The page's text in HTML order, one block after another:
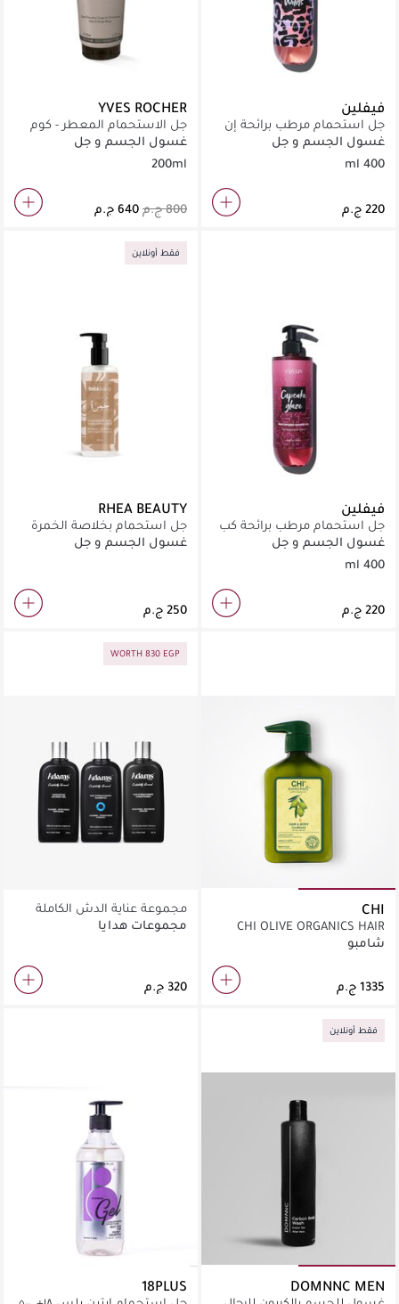
فيفلين
جل استحمام مرطب برائحة إن
ذا وايلدز
غسول الجسم و جل
الاستحمام
400 ml
YVES ROCHER
جل الاستحمام المعطر - كوم
اون ايفدنس 200 مل
غسول الجسم و جل
الاستحمام
200ml
فيفلين
جل استحمام مرطب برائحة كب
كيك جليز
غسول الجسم و جل
الاستحمام
400 ml
فقط أونلاين
RHEA BEAUTY
جل استحمام بخلاصة الخمرة
250 مل
غسول الجسم و جل
CHI
CHI OLIVE ORGANICS HAIR
AND BODY SHAMPOO BODY
WASH 11.5 OZ
شامبو
WORTH 830 EGP
مجموعة عناية الدش الكاملة
مجموعات هدايا
320 ج.م
فقط أونلاين
DOMNNC MEN
18PLUS